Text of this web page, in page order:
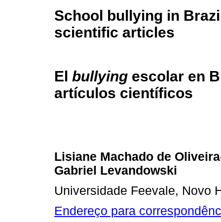
School bullying in
scientific articles
El bullying escolar en
artículos científicos
Lisiane Machado de
Gabriel Levandowski
Universidade Feevale, Novo
Endereço para